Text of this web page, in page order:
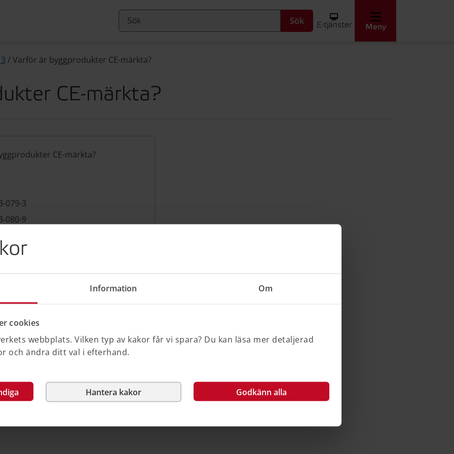
Information Om
cookies
webbplats. Vilken typ av kakor får vi spara? Du kan läsa mer detaljerad
och ändra ditt val i efterhand.
Hantera kakor Godkänn alla
Sök E-tjänster Meny
/Varför är byggprodukter CE-märkta?
CE-märkta?
CE-märkta?
079-3
080-9
vara CE-märkta för att få säljas i
ska CE-märkas framgår av
byggprodukter som är CE-märkta
länder.